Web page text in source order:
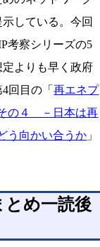
している。今回
考察シリーズの5
よりも早く政府
回目の「再エネプ
の４ －日本は再
う向かい合うか 」
とめ一読後